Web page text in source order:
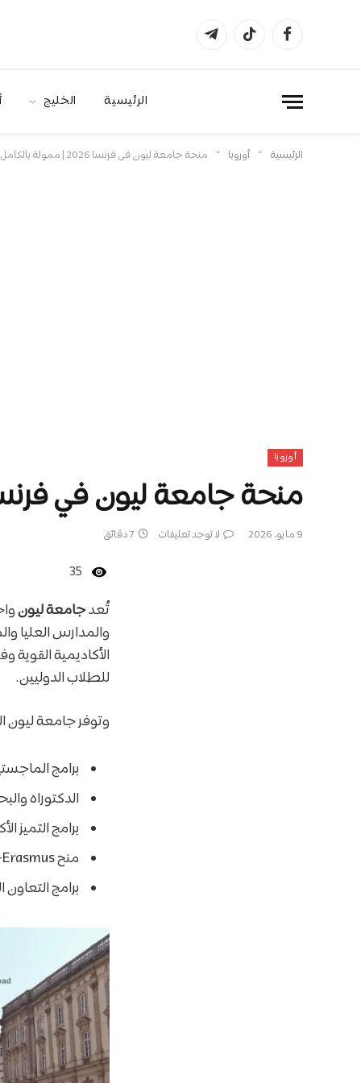
فيسبوكتيكتوكتيلقرام
الرئيسية الخليج
الرئيسية » أوروبا » منحة جامعة ليون في فرنسا 2026 | ممولة بالكامل
أوروبا
منحة جامعة ليون في فرنسا 2026 | ممولة
9 مايو، 2026 لا توجد تعليقات 7 دقائق
35
تُعدجامعة ليون
والمدارس العليا
الأكاديمية
للطلاب الدوليين.
وتوفر جامعة ليون
برامج
الدكتوراه
برامج التميز
منح Erasmus+
برامج التعاون